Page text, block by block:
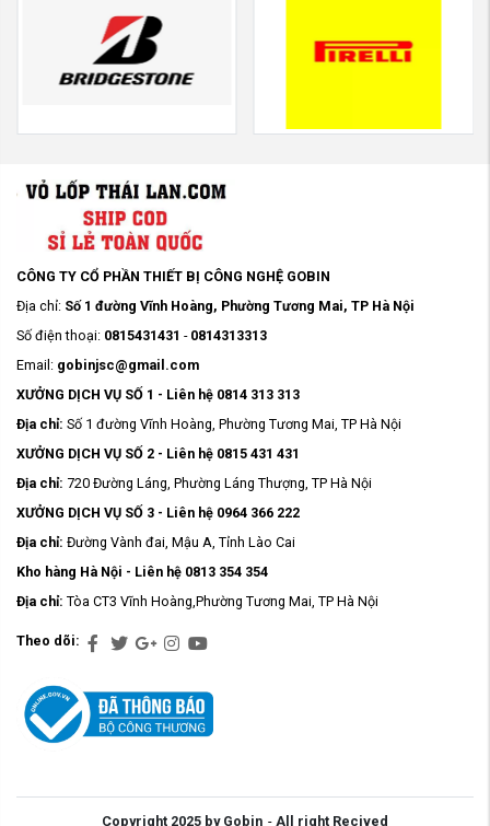
CÔNG TY CỔ PHẦN THIẾT BỊ CÔNG NGHỆ GOBIN
Địa chỉ: Số 1 đường Vĩnh Hoàng, Phường Tương Mai, TP Hà Nội
Số điện thoại: 0815431431 - 0814313313
Email: gobinjsc@gmail.com
XƯỞNG DỊCH VỤ SỐ 1 - Liên hệ 0814 313 313
Địa chỉ: Số 1 đường Vĩnh Hoàng, Phường Tương Mai, TP Hà Nội
XƯỞNG DỊCH VỤ SỐ 2 - Liên hệ 0815 431 431
Địa chỉ: 720 Đường Láng, Phường Láng Thượng, TP Hà Nội
XƯỞNG DỊCH VỤ SỐ 3 - Liên hệ 0964 366 222
Địa chỉ: Đường Vành đai, Mậu A, Tỉnh Lào Cai
Kho hàng Hà Nội - Liên hệ 0813 354 354
Địa chỉ: Tòa CT3 Vĩnh Hoàng,Phường Tương Mai, TP Hà Nội
Theo dõi:
Copyright 2025 by Gobin - All right Recived